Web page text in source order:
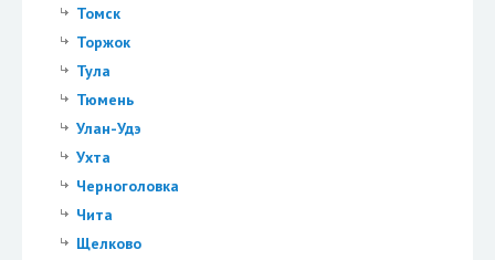
Томск
Торжок
Тула
Тюмень
Улан-Удэ
Ухта
Черноголовка
Чита
Щелково